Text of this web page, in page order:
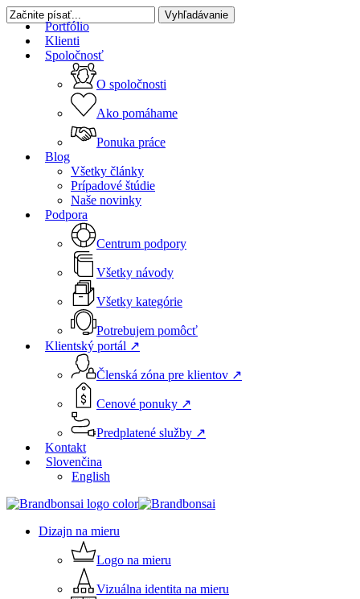
Skip
to
main
content
Portfólio
Klienti
Spoločnosť
O spoločnosti
Ako pomáhame
Ponuka práce
Blog
Všetky články
Prípadové štúdie
Naše novinky
Podpora
Centrum podpory
Všetky návody
Všetky kategórie
Potrebujem pomôcť
Klientský portál ↗
Členská zóna pre klientov ↗
Cenové ponuky ↗
Predplatené služby ↗
Kontakt
Slovenčina
English
Menu Dizajn na mieru
Logo na mieru
Vizuálna identita na mieru
Vyhľadávanie
Zatvoriť
vyhľadávanie